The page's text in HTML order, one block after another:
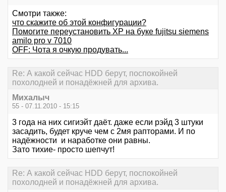
Смотри также:
что скажите об этой конфигурации?
Помогите переустановить ХР на буке fujitsu siemens
amilo pro v 7010
OFF: Чота я очкую продувать...
Re: А какой сейчас HDD берут, поспокойней
похолодней и понадёжней для архива.
Михалыч
55 - 07.11.2010 - 15:15
3 года на них сигиэйт даёт. даже если рэйд 3 штуки
засадить, будет круче чем с 2мя рапторами. И по
надёжности и наработке они равны.
Зато тихие- просто шепчут!
Re: А какой сейчас HDD берут, поспокойней
похолодней и понадёжней для архива.